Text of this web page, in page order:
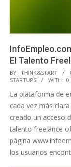
El Talento
2013-
11-
12
BY: THINK&START
STARTUPS
WITH: 0
La plataforma de
cada vez más
creado un acceso
talento freelance
página
los usuarios